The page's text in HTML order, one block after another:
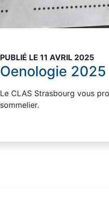
PUBLIÉ LE 11 AVRIL 2025
Oenologie 2025
Le CLAS Strasbourg vous
sommelier.